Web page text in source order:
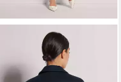
MADELEINEKurzblazer
Blazer aus reiner Wolle
184,99 €
UVP244,99 €